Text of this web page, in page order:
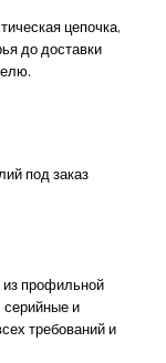
цепочка,
до доставки
из профильной
серийные и
требований и